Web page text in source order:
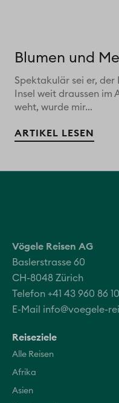
Blumen und
Spektakulär sei er,
Insel weit draussen
weht, wurde mir...
ARTIKEL LESEN
Vögele Reisen AG
Baslerstrasse 60
CH-8048 Zürich
Telefon +41 43 960 86 10
E-Mail info@voegele-
Reiseziele
Alle Reisen
Afrika
Asien